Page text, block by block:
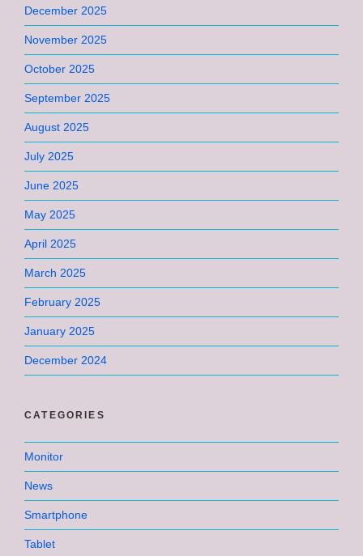
December 2025
November 2025
October 2025
September 2025
August 2025
July 2025
June 2025
May 2025
April 2025
March 2025
February 2025
January 2025
December 2024
CATEGORIES
Monitor
News
Smartphone
Tablet